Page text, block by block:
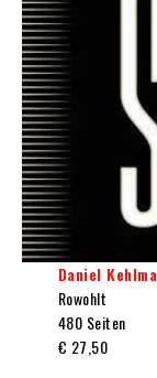
Daniel
Rowohlt
480 Seiten
€ 27,50